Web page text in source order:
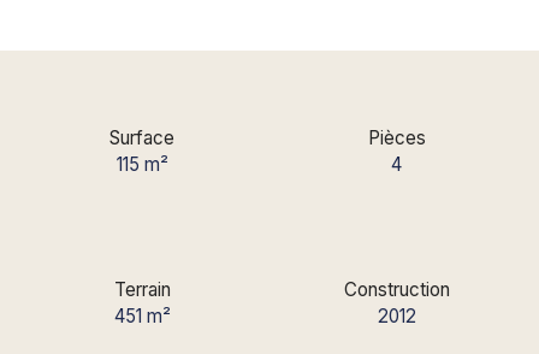
Surface
115 m²
Pièces
4
Terrain
451 m²
Construction
2012